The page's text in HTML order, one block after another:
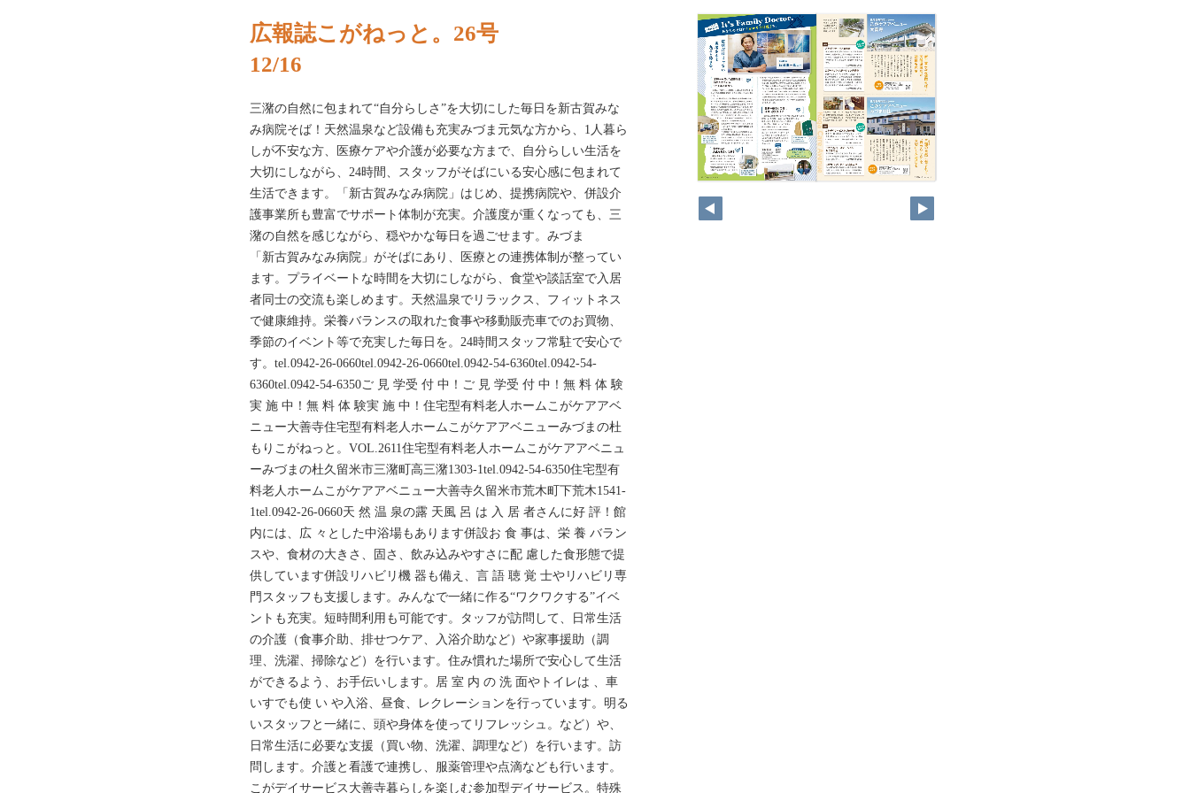
広報誌こがねっと。26号
12/16
三潴の自然に包まれて“自分らしさ”を大切にした毎日を新古賀みな
み病院そば！天然温泉など設備も充実みづま元気な方から、1人暮ら
しが不安な方、医療ケアや介護が必要な方まで、自分らしい生活を
大切にしながら、24時間、スタッフがそばにいる安心感に包まれて
生活できます。「新古賀みなみ病院」はじめ、提携病院や、併設介
護事業所も豊富でサポート体制が充実。介護度が重くなっても、三
潴の自然を感じながら、穏やかな毎日を過ごせます。みづま
「新古賀みなみ病院」がそばにあり、医療との連携体制が整ってい
ます。プライベートな時間を大切にしながら、食堂や談話室で入居
者同士の交流も楽しめます。天然温泉でリラックス、フィットネス
で健康維持。栄養バランスの取れた食事や移動販売車でのお買物、
季節のイベント等で充実した毎日を。24時間スタッフ常駐で安心で
す。tel.0942-26-0660tel.0942-26-0660tel.0942-54-6360tel.0942-54-
6360tel.0942-54-6350ご 見 学受 付 中！ご 見 学受 付 中！無 料 体 験
実 施 中！無 料 体 験実 施 中！住宅型有料老人ホームこがケアアベ
ニュー大善寺住宅型有料老人ホームこがケアアベニューみづまの杜
もりこがねっと。VOL.2611住宅型有料老人ホームこがケアアベニュ
ーみづまの杜久留米市三潴町高三潴1303-1tel.0942-54-6350住宅型有
料老人ホームこがケアアベニュー大善寺久留米市荒木町下荒木1541-
1tel.0942-26-0660天 然 温 泉の露 天風 呂 は 入 居 者さんに好 評！館
内には、広 々とした中浴場もあります併設お 食 事は、栄 養 バラン
スや、食材の大きさ、固さ、飲み込みやすさに配 慮した食形態で提
供しています併設リハビリ機 器も備え、言 語 聴 覚 士やリハビリ専
門スタッフも支援します。みんなで一緒に作る“ワクワクする”イベ
ントも充実。短時間利用も可能です。タッフが訪問して、日常生活
の介護（食事介助、排せつケア、入浴介助など）や家事援助（調
理、洗濯、掃除など）を行います。住み慣れた場所で安心して生活
ができるよう、お手伝いします。居 室 内 の 洗 面やトイレは 、車
いすでも使 い や入浴、昼食、レクレーションを行っています。明る
いスタッフと一緒に、頭や身体を使ってリフレッシュ。など）や、
日常生活に必要な支援（買い物、洗濯、調理など）を行います。訪
問します。介護と看護で連携し、服薬管理や点滴なども行います。
こがデイサービス大善寺暮らしを楽しむ参加型デイサービス。特殊